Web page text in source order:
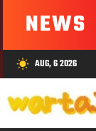
NEWS
wb_sunny AUG, 6 2026
Relations Top Leader